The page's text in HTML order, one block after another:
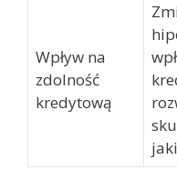
Wpływ na
zdolność
kredytową